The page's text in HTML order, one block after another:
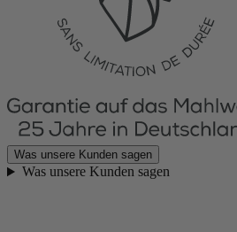
Was unsere Kunden sagen
Was unsere Kunden sagen